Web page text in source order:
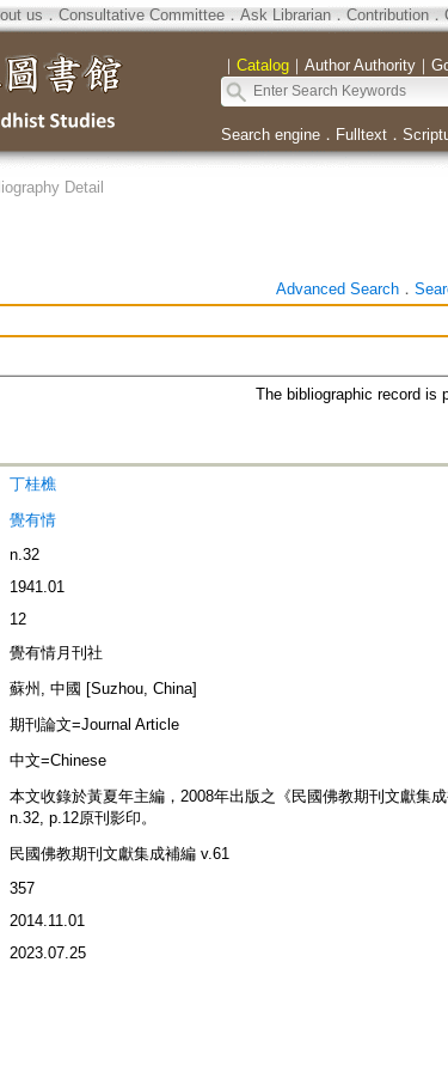
us ． Consultative Committee． Ask Librarian． Contribution．
｜ Catalog｜ Author Authority｜
Search engine． Fulltext．
Detail
Advanced Search．
The bibliographic record is
丁桂樵
覺有情
n.32
1941.01
12
覺有情月刊社
蘇州, 中國 [Suzhou, China]
期刊論文=Journal Article
中文=Chinese
本文收錄於黃夏年主編，2008年出版之《民國佛教期刊文獻集
n.32, p.12原刊影印。
民國佛教期刊文獻集成補編 v.61
357
2014.11.01
2023.07.25